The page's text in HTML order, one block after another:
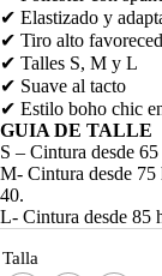
✔ Elastizado y
✔ Tiro alto
✔ Talles S, M y L
✔ Suave al tacto
✔ Estilo boho chic
GUIA DE TALLE
S – Cintura desde
M- Cintura desde 75
40.
L- Cintura desde 85
Talla